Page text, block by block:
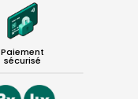
Paiement
sécurisé